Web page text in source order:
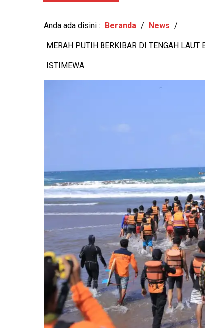
Anda ada disini : Beranda / News /
MERAH PUTIH BERKIBAR DI TENGAH LAUT
ISTIMEWA